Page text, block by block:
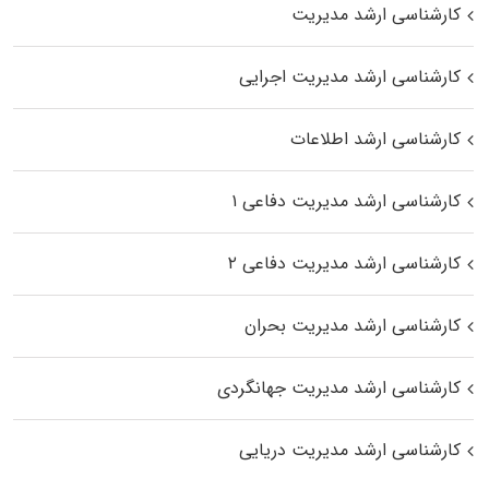
کارشناسی ارشد مدیریت
کارشناسی ارشد مدیریت اجرایی
کارشناسی ارشد اطلاعات
کارشناسی ارشد مدیریت دفاعی ۱
کارشناسی ارشد مدیریت دفاعی ۲
کارشناسی ارشد مدیریت بحران
کارشناسی ارشد مدیریت جهانگردی
کارشناسی ارشد مدیریت دریایی